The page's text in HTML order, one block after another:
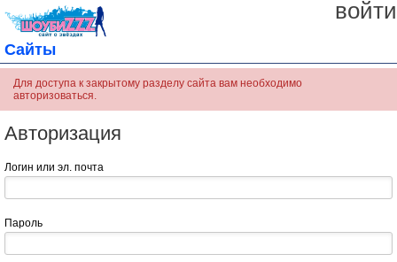
войти
Сайты
Для доступа к закрытому разделу сайта вам необходимо
авторизоваться.
Авторизация
Логин или эл. почта
Пароль